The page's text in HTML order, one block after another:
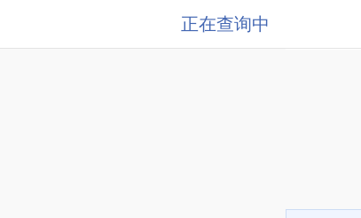
正在查询中